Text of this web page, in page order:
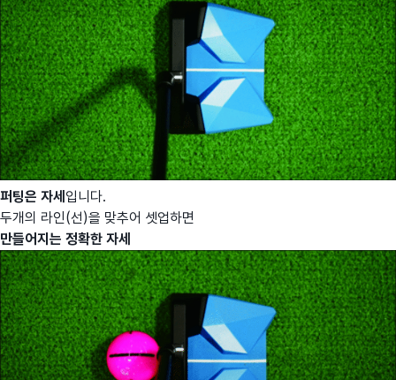
퍼팅은 자세 입니다.
두개의 라인(선)을 맞추어 셋업하면
만들어지는 정확한 자세